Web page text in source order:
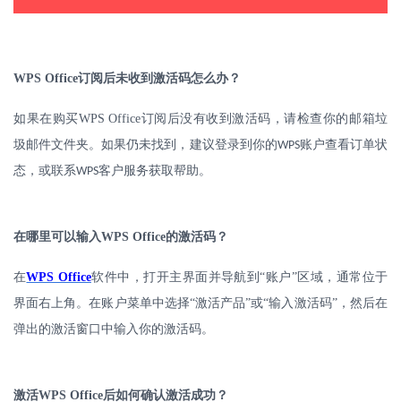
WPS Office订阅后未收到激活码怎么办？
如果在购买WPS Office订阅后没有收到激活码，请检查你的邮箱垃
圾邮件文件夹。如果仍未找到，建议登录到你的WPS账户查看订单状
态，或联系WPS客户服务获取帮助。
在哪里可以输入WPS Office的激活码？
在WPS Office软件中，打开主界面并导航到“账户”区域，通常位于
界面右上角。在账户菜单中选择“激活产品”或“输入激活码”，然后在
弹出的激活窗口中输入你的激活码。
激活WPS Office后如何确认激活成功？